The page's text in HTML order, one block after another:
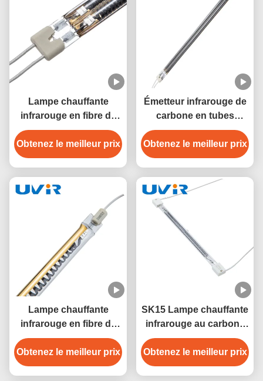
Lampe chauffante
infrarouge en fibre de
carbone linéaire, longue
durée de vie 5000H
Obtenez le meilleur prix
Émetteur infrarouge de
carbone en tubes
jumeaux en quartz
revêtus d'or 15x33 mm
Obtenez le meilleur prix
Lampe chauffante
infrarouge en fibre de
carbone R7S 2000W
avec revêtement or
Obtenez le meilleur prix
SK15 Lampe chauffante
infrarouge au carbone
5000h de garantie 55-
575V
Obtenez le meilleur prix